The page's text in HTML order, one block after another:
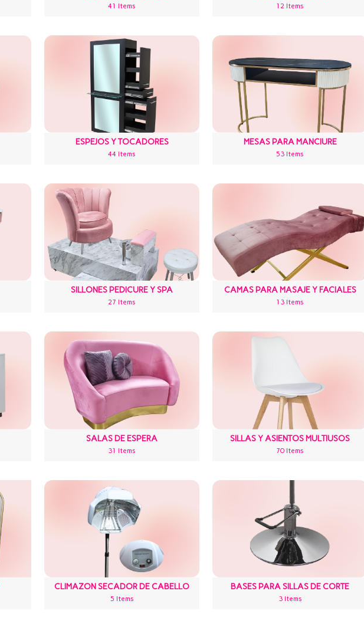
41 Items 12 Items
ESPEJOS Y TOCADORES
44 Items
MESAS PARA MANCIURE
53 Items
SILLONES PEDICURE Y SPA
27 Items
CAMAS PARA MASAJE Y FACIALES
13 Items
SALAS DE ESPERA
31 Items
SILLAS Y ASIENTOS MULTIUSOS
70 Items
CLIMAZON SECADOR DE CABELLO
5 Items
BASES PARA SILLAS DE CORTE
3 Items